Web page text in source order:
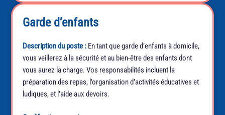
Garde d’enfants
Description du poste : En tant que garde d’enfants à domicile,
vous veillerez à la sécurité et au bien-être des enfants dont
vous aurez la charge. Vos responsabilités incluent la
préparation des repas, l’organisation d’activités éducatives et
ludiques, et l’aide aux devoirs.